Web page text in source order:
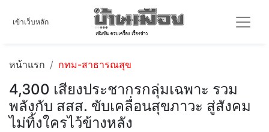
เข้าเว็บหลัก
หน้าแรก กทม-สาธารณสุข
4,300 เสียงประชากรกลุ่มเฉพาะ รวม
พลังกับ สสส. ขับเคลื่อนสุขภาวะ สู่สังคม
ไม่ทิ้งใครไว้ข้างหลัง